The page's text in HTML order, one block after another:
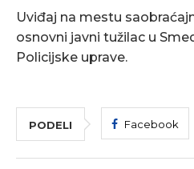
Uviđaj na mestu
osnovni javni tužilac u
Policijske uprave.
PODELI Facebook